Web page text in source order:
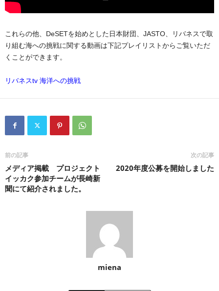
これらの他、DeSETを始めとした日本財団、JASTO、リバネスで取
り組む海への挑戦に関する動画は下記プレイリストからご覧いただ
くことができます。
リバネスtv 海洋への挑戦
前の記事
メディア掲載 プロジェクト
イッカク参加チームが長崎新
聞にて紹介されました。
次の記事
2020年度公募を開始しました
miena